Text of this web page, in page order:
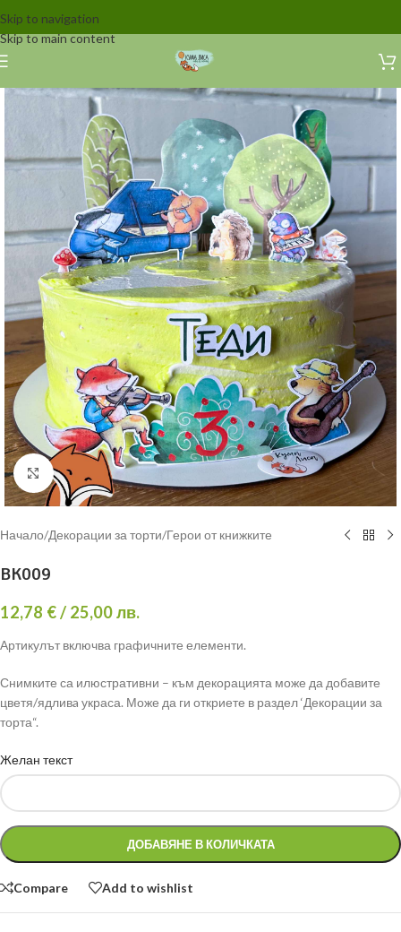
Skip to navigation
Skip to main content
Click to enlarge
Начало/Декорации за торти/Герои от книжките
BK009
12,78 €/ 25,00 лв.
Артикулът включва графичните елементи.
Снимките са илюстративни – към декорацията може да добавите
цветя/ядливa украса. Може да ги откриете в раздел ‘Декорации за
торта“.
Желан текст
ДОБАВЯНЕ В КОЛИЧКАТА
Compare Add to wishlist